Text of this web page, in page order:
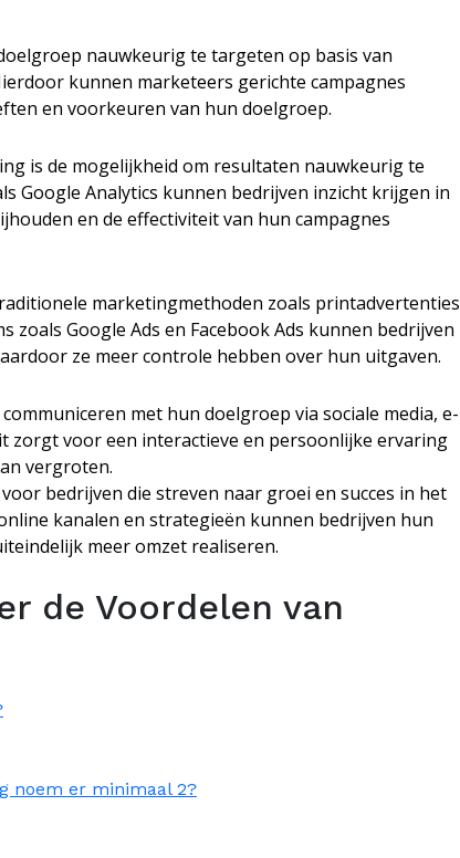
nauwkeurig te targeten op basis van
kunnen marketeers gerichte campagnes
en voorkeuren van hun doelgroep.
is de mogelijkheid om resultaten nauwkeurig te
Google Analytics kunnen bedrijven inzicht krijgen in
en de effectiviteit van hun campagnes
marketingmethoden zoals printadvertenties
Google Ads en Facebook Ads kunnen bedrijven
ze meer controle hebben over hun uitgaven.
met hun doelgroep via sociale media, e-
zorgt voor een interactieve en persoonlijke ervaring
vergroten.
bedrijven die streven naar groei en succes in het
kanalen en strategieën kunnen bedrijven hun
meer omzet realiseren.
de Voordelen van
noem er minimaal 2?